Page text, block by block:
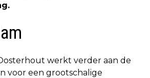
werkt verder aan de
voor een grootschalige